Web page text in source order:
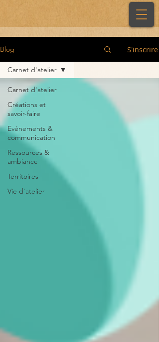
Blog S'inscrire
Carnet d'atelier
Créations et
savoir-faire
Evénements &
communication
Ressources &
ambiance
Territoires
Vie d'atelier
Carnet d'atelier